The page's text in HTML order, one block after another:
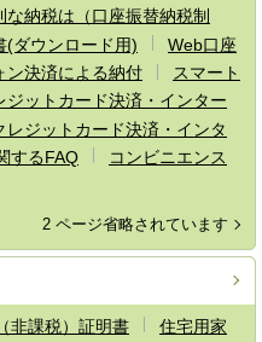
な納税は（口座振替納税制
(ダウンロード用)
Web口座
ン決済による納付
スマート
ジットカード決済・インター
レジットカード決済・インタ
するFAQ
コンビニエンス
2 ページ省略されています
非課税）証明書
住宅用家